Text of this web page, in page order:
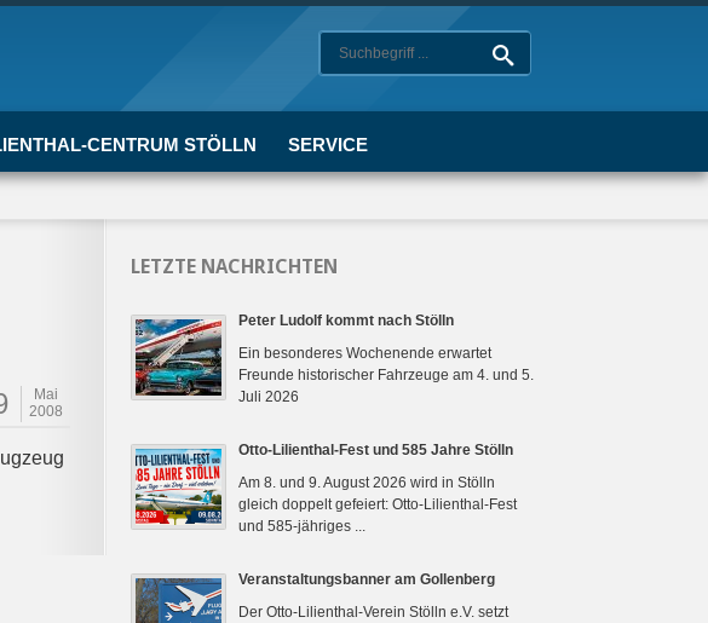
CENTRUM STÖLLN SERVICE
Mai
2008
LETZTE NACHRICHTEN
Peter Ludolf kommt nach Stölln
Ein besonderes Wochenende erwartet
Freunde historischer Fahrzeuge am 4. und 5.
Juli 2026
Otto-Lilienthal-Fest und 585 Jahre Stölln
Am 8. und 9. August 2026 wird in Stölln
gleich doppelt gefeiert: Otto-Lilienthal-Fest
und 585-jähriges ...
Veranstaltungsbanner am Gollenberg
Der Otto-Lilienthal-Verein Stölln e.V. setzt